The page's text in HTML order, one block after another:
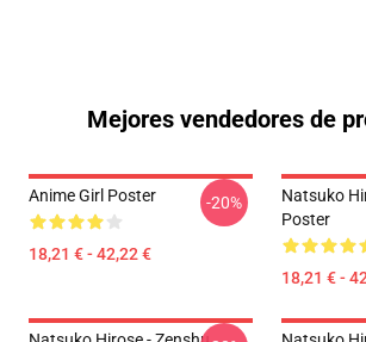
Mejores vendedores de
Anime Girl Poster
18,21 € - 42,22 €
-20%
Natsuko
Poster
18,21 € -